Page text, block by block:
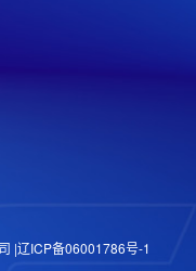
|辽ICP备06001786号-1